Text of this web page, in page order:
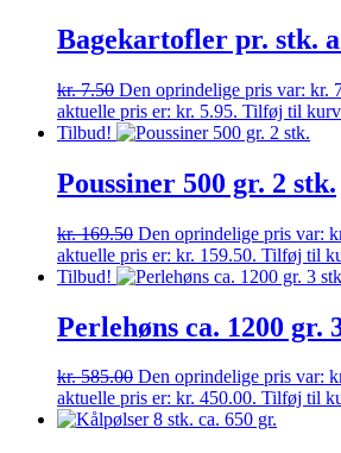
Bagekartofler pr. stk.
kr.7.50 Den oprindelige pris var: kr.
aktuelle pris er: kr. 5.95. Tilføj til kurv
Tilbud!
Poussiner 500 gr. 2 stk.
kr.169.50 Den oprindelige pris var:
aktuelle pris er: kr. 159.50. Tilføj til
Tilbud!
Perlehøns ca. 1200 gr.
kr.585.00 Den oprindelige pris var:
aktuelle pris er: kr. 450.00. Tilføj til